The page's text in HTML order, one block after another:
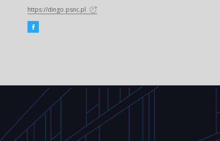
https://dingo.psnc.pl